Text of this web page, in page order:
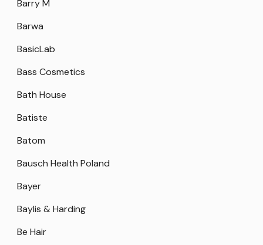
Barry M
Barwa
BasicLab
Bass Cosmetics
Bath House
Batiste
Batom
Bausch Health Poland
Bayer
Baylis & Harding
Be Hair